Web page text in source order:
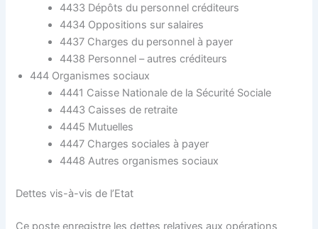
4433 Dépôts du personnel créditeurs
4434 Oppositions sur salaires
4437 Charges du personnel à payer
4438 Personnel – autres créditeurs
444 Organismes sociaux
4441 Caisse Nationale de la Sécurité Sociale
4443 Caisses de retraite
4445 Mutuelles
4447 Charges sociales à payer
4448 Autres organismes sociaux
Dettes vis-à-vis de l’Etat
Ce poste enregistre les dettes relatives aux opérations